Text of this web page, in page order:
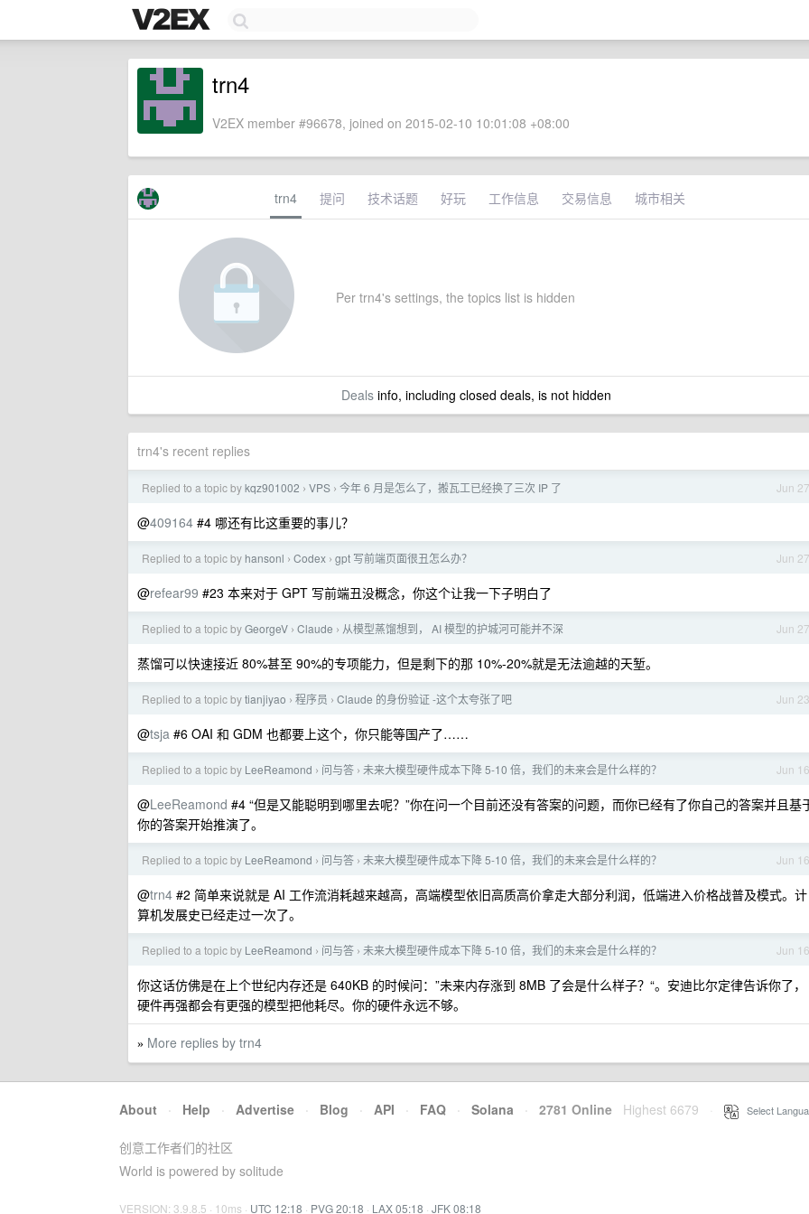
trn4
V2EX member #96678, joined on 2015-02-10 10:01:08 +08:00
trn4 提问 技术话题 好玩 工作信息 交易信息 城市相关
Per trn4's settings, the topics list is hidden
Dealsinfo, including closed deals, is not hidden
trn4's recent replies
Jun 27
Replied to a topic bykqz901002 › VPS › 今年 6 月是怎么了，搬瓦工已经换了三次 IP 了
@409164 #4 哪还有比这重要的事儿？
Jun 27
Replied to a topic by hansonl › Codex › gpt 写前端页面很丑怎么办？
@refear99 #23 本来对于 GPT 写前端丑没概念，你这个让我一下子明白了
Jun 27
Replied to a topic byGeorgeV › Claude › 从模型蒸馏想到， AI 模型的护城河可能并不深
蒸馏可以快速接近 80%甚至 90%的专项能力，但是剩下的那 10%-20%就是无法逾越的天堑。
Jun 23
Replied to a topic bytianjiyao › 程序员 › Claude 的身份验证 -这个太夸张了吧
@tsja #6 OAI 和 GDM 也都要上这个，你只能等国产了……
Jun 16
Replied to a topic by LeeReamond › 问与答 › 未来大模型硬件成本下降 5-10 倍，我们的未来会是什么样的？
@LeeReamond #4 “但是又能聪明到哪里去呢？”你在问一个目前还没有答案的问题，而你已经有了你自己的答案并且基
你的答案开始推演了。
Jun 16
Replied to a topic by LeeReamond › 问与答 › 未来大模型硬件成本下降 5-10 倍，我们的未来会是什么样的？
@trn4 #2 简单来说就是 AI 工作流消耗越来越高，高端模型依旧高质高价拿走大部分利润，低端进入价格战普及模式。计
算机发展史已经走过一次了。
Jun 16
Replied to a topic by LeeReamond › 问与答 › 未来大模型硬件成本下降 5-10 倍，我们的未来会是什么样的？
你这话仿佛是在上个世纪内存还是 640KB 的时候问：”未来内存涨到 8MB 了会是什么样子？“。安迪比尔定律告诉你了，
硬件再强都会有更强的模型把他耗尽。你的硬件永远不够。
» More replies by trn4
About · Help · Advertise · Blog · API · FAQ · Solana · 2781 Online Highest 6679 Select
创意工作者们的社区
World is powered by solitude
VERSION: 3.9.8.5 · 10ms · UTC 12:18 · PVG 20:18 · LAX 05:18 · JFK 08:18